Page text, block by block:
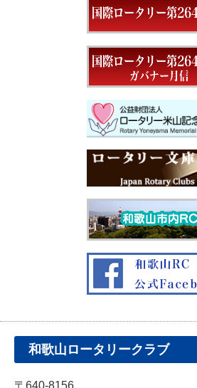
和歌山ロータリークラブ